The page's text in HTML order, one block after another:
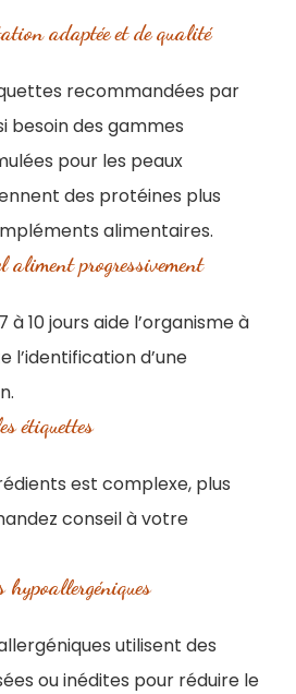
adaptée et de qualité
recommandées par
besoin des gammes
pour les peaux
des protéines plus
alimentaires.
aliment progressivement
à 10 jours aide l’organisme à
l’identification d’une
étiquettes
est complexe, plus
conseil à votre
hypoallergéniques
utilisent des
ou inédites pour réduire le